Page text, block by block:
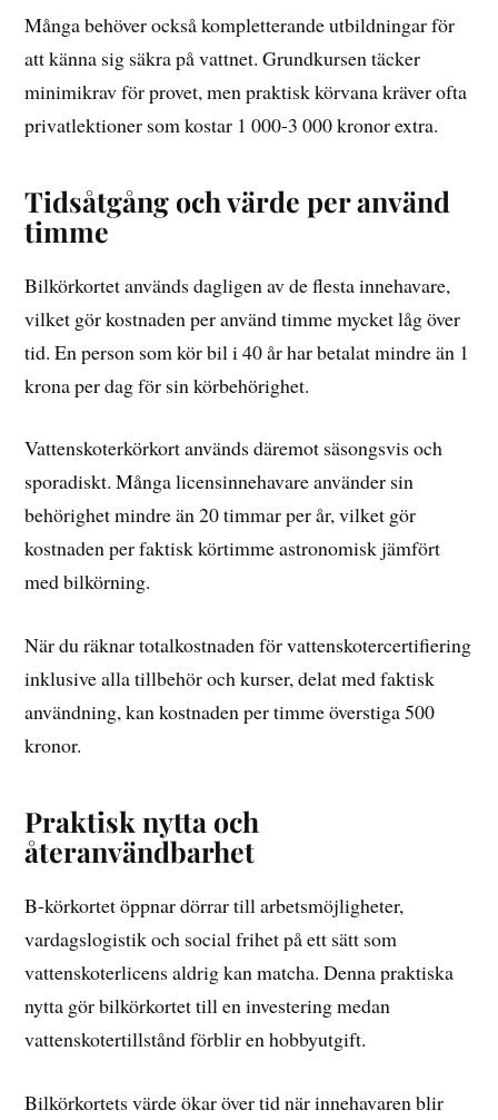
Många behöver också kompletterande utbildningar för
att känna sig säkra på vattnet. Grundkursen täcker
minimikrav för provet, men praktisk körvana kräver ofta
privatlektioner som kostar 1 000-3 000 kronor extra.
Tidsåtgång och värde per använd
timme
Bilkörkortet används dagligen av de flesta innehavare,
vilket gör kostnaden per använd timme mycket låg över
tid. En person som kör bil i 40 år har betalat mindre än 1
krona per dag för sin körbehörighet.
Vattenskoterkörkort används däremot säsongsvis och
sporadiskt. Många licensinnehavare använder sin
behörighet mindre än 20 timmar per år, vilket gör
kostnaden per faktisk körtimme astronomisk jämfört
med bilkörning.
När du räknar totalkostnaden för vattenskotercertifiering
inklusive alla tillbehör och kurser, delat med faktisk
användning, kan kostnaden per timme överstiga 500
kronor.
Praktisk nytta och
återanvändbarhet
B-körkortet öppnar dörrar till arbetsmöjligheter,
vardagslogistik och social frihet på ett sätt som
vattenskoterlicens aldrig kan matcha. Denna praktiska
nytta gör bilkörkortet till en investering medan
vattenskotertillstånd förblir en hobbyutgift.
Bilkörkortets värde ökar över tid när innehavaren blir